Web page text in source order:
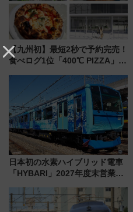
【九州初】最短2秒で予約完売！
食べログ1位「400℃ PIZZA」が
プン。もつ鍋風など限定メニュ
日本初の水素ハイブリッド電車
「HYBARI」2027年度末営業運
で水素利活用が加速